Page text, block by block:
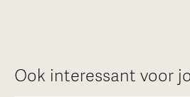
Ook interessant voor